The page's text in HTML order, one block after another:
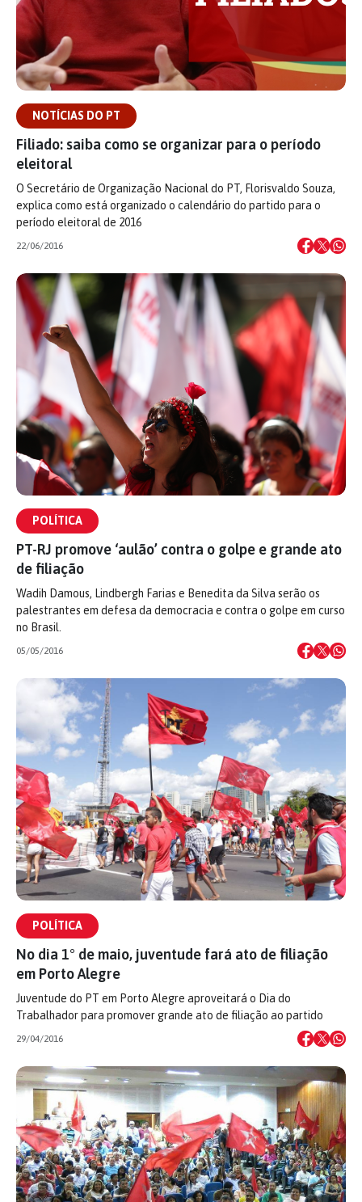
NOTÍCIAS DO PT
Filiado: saiba como se organizar para o período
eleitoral
O Secretário de Organização Nacional do PT, Florisvaldo Souza,
explica como está organizado o calendário do partido para o
período eleitoral de 2016
22/06/2016
POLÍTICA
PT-RJ promove ‘aulão’ contra o golpe e grande ato
de filiação
Wadih Damous, Lindbergh Farias e Benedita da Silva serão os
palestrantes em defesa da democracia e contra o golpe em curso
no Brasil.
05/05/2016
POLÍTICA
No dia 1° de maio, juventude fará ato de filiação
em Porto Alegre
Juventude do PT em Porto Alegre aproveitará o Dia do
Trabalhador para promover grande ato de filiação ao partido
29/04/2016